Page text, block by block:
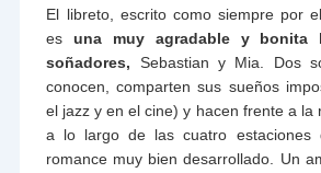
El libreto, escrito como siempre por
esuna muy agradable y bonita
soñadores, Sebastian y Mia. Dos
conocen, comparten sus sueños
el jazz y en el cine) y hacen frente a la
a lo largo de las cuatro
romance muy bien desarrollado. Un